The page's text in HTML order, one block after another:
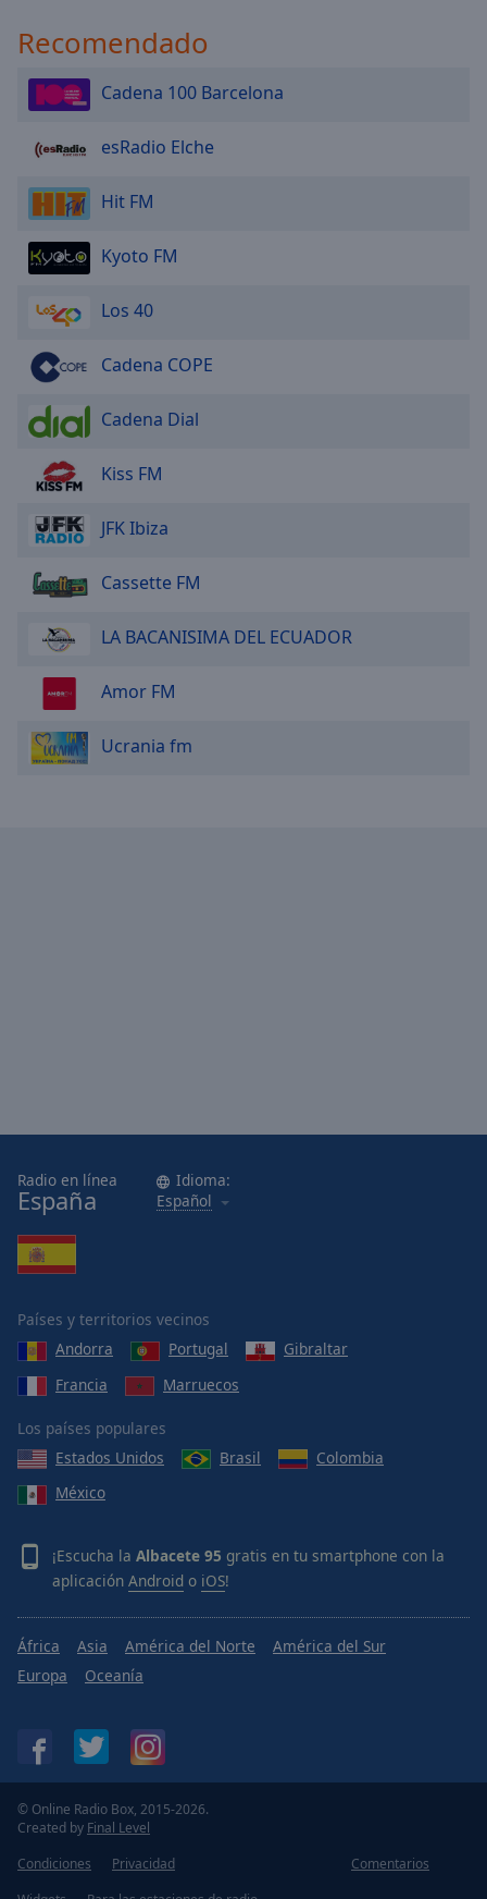
Recomendado
Cadena 100 Barcelona
esRadio Elche
Hit FM
Kyoto FM
Los 40
Cadena COPE
Cadena Dial
Kiss FM
JFK Ibiza
Cassette FM
LA BACANISIMA DEL ECUADOR
Amor FM
Ucrania fm
Radio en línea
España
Idioma:
Español
Países y territorios vecinos
Andorra
Portugal
Gibraltar
Francia
Marruecos
Los países populares
Estados Unidos
Brasil
Colombia
México
¡Escucha la Albacete 95 gratis en tu smartphone con la
aplicación Android o iOS!
África Asia América del Norte
América del Sur
Europa
Oceanía
© Online Radio Box, 2015-2026.
Created by Final Level
Condiciones
Privacidad
Comentarios